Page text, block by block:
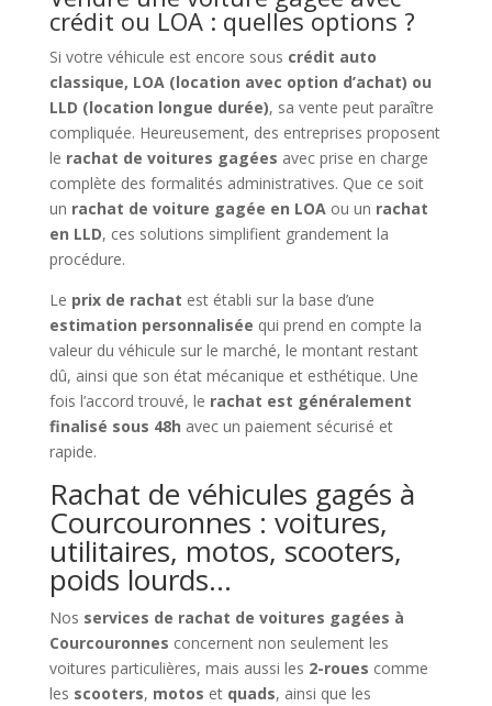
crédit ou LOA : quelles options ?
Si votre véhicule est encore sous crédit auto
classique, LOA (location avec option d’achat) ou
LLD (location longue durée), sa vente peut paraître
compliquée. Heureusement, des entreprises proposent
le rachat de voitures gagées avec prise en charge
complète des formalités administratives. Que ce soit
un rachat de voiture gagée en LOA ou un rachat
en LLD, ces solutions simplifient grandement la
procédure.
Le prix de rachat est établi sur la base d’une
estimation personnalisée qui prend en compte la
valeur du véhicule sur le marché, le montant restant
dû, ainsi que son état mécanique et esthétique. Une
fois l’accord trouvé, le rachat est généralement
finalisé sous 48h avec un paiement sécurisé et
rapide.
Rachat de véhicules gagés à
Courcouronnes : voitures,
utilitaires, motos, scooters,
poids lourds…
Nos services de rachat de voitures gagées à
Courcouronnes concernent non seulement les
voitures particulières, mais aussi les 2-roues comme
les scooters, motos et quads, ainsi que les